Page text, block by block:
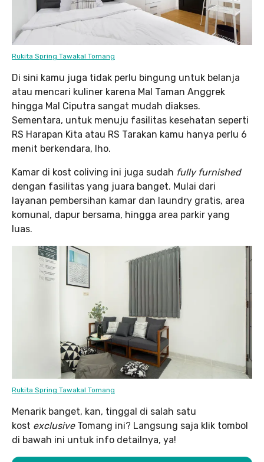
Rukita Spring Tawakal Tomang
Di sini kamu juga tidak perlu bingung untuk belanja
atau mencari kuliner karena Mal Taman Anggrek
hingga Mal Ciputra sangat mudah diakses.
Sementara, untuk menuju fasilitas kesehatan seperti
RS Harapan Kita atau RS Tarakan kamu hanya perlu 6
menit berkendara, lho.
Kamar di kost coliving ini juga sudah fully furnished
dengan fasilitas yang juara banget. Mulai dari
layanan pembersihan kamar dan laundry gratis, area
komunal, dapur bersama, hingga area parkir yang
luas.
Rukita Spring Tawakal Tomang
Menarik banget, kan, tinggal di salah satu
kost exclusiveTomang ini? Langsung saja klik tombol
di bawah ini untuk info detailnya, ya!